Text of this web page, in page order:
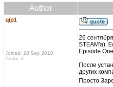
Author
qip1
Joined: 28 Sep 2010
Posts: 2
26
STEAM'a).
Episode
После
других
Просто